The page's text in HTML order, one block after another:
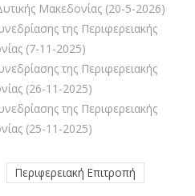
Μακεδονίας (20-5-2026)
της Περιφερειακής
(7-11-2025)
της Περιφερειακής
(26-11-2025)
της Περιφερειακής
(25-11-2025)
Περιφερειακή Επιτροπή